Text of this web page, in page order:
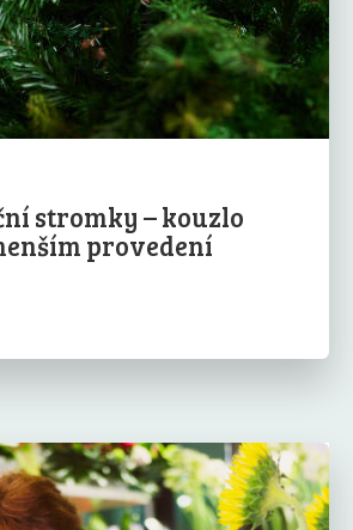
stromky – kouzlo
provedení